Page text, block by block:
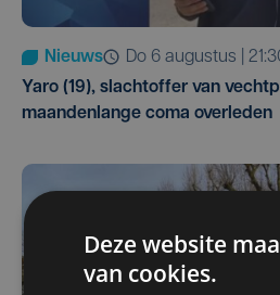
Nieuws
do 6 augustus |
Yaro (19), slachtoffer van
maandenlange coma overleden
Deze website
van cookies.